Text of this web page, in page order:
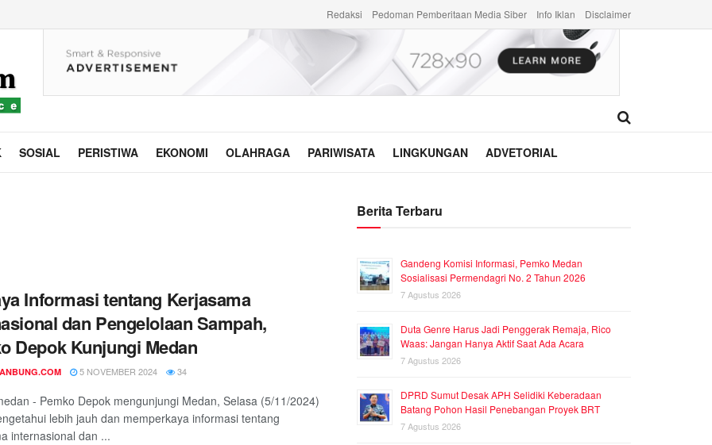
Redaksi Pedoman Pemberitaan Media Siber Info Iklan Disclaimer
SOSIAL PERISTIWA EKONOMI OLAHRAGA PARIWISATA LINGKUNGAN ADVETORIAL
Informasi tentang Kerjasama
dan Pengelolaan Sampah,
Depok Kunjungi Medan
5 NOVEMBER 2024 34
- Pemko Depok mengunjungi Medan, Selasa (5/11/2024)
lebih jauh dan memperkaya informasi tentang
internasional dan ...
Berita Terbaru
Gandeng Komisi Informasi, Pemko Medan
Sosialisasi Permendagri No. 2 Tahun 2026
7 Agustus 2026
Duta Genre Harus Jadi Penggerak Remaja, Rico
Waas: Jangan Hanya Aktif Saat Ada Acara
7 Agustus 2026
DPRD Sumut Desak APH Selidiki Keberadaan
Batang Pohon Hasil Penebangan Proyek BRT
7 Agustus 2026